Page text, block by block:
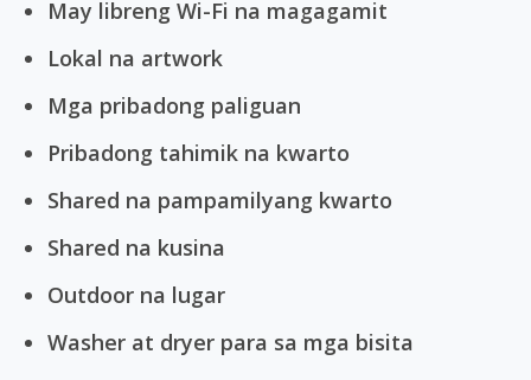
May libreng Wi-Fi na magagamit
Lokal na artwork
Mga pribadong paliguan
Pribadong tahimik na kwarto
Shared na pampamilyang kwarto
Shared na kusina
Outdoor na lugar
Washer at dryer para sa mga bisita